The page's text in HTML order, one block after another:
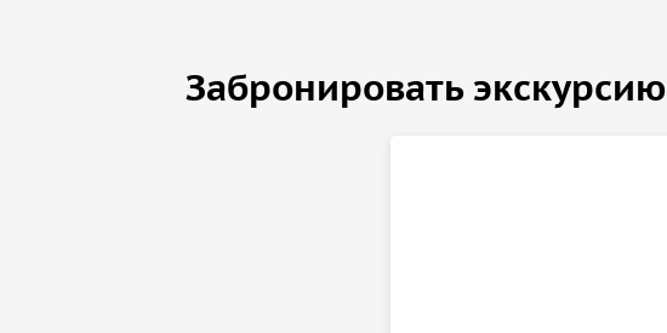
Забронировать экскурсию